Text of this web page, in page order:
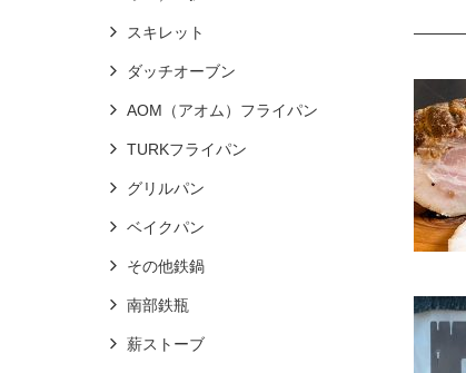
スキレット
ダッチオーブン
AOM（アオム）フライパン
TURKフライパン
グリルパン
ベイクパン
その他鉄鍋
南部鉄瓶
薪ストーブ